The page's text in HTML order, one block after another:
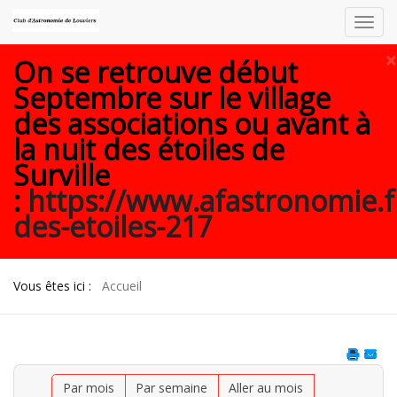
×
On se retrouve début
Septembre sur le village
des associations ou avant à
la nuit des étoiles de
Surville
: https://
des-etoiles-217
Vous êtes ici : Accueil
Par mois Par semaine
Aller au mois